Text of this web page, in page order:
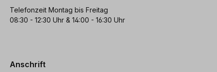
Telefonzeit Montag bis Freitag
08:30 - 12:30 Uhr & 14:00 - 16:30 Uhr
Anschrift